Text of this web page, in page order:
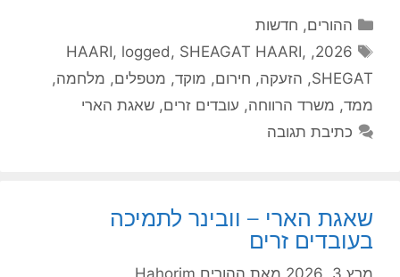
קטגוריות
ההורים, חדשות
תגיות
2026
,
HAARI, logged, SHEAGAT HAARI,
SHEGAT
, הזעקה, חירום, מוקד, מטפלים, מלחמה,
ממד, משרד הרווחה, עובדים זרים, שאגת הארי
כתיבת תגובה
שאגת הארי – וובינר לתמיכה
בעובדים זרים
מרץ 3, 2026 מאת ההורים Hahorim